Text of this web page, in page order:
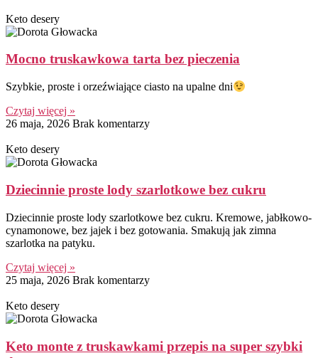
Keto desery
Mocno truskawkowa tarta bez pieczenia
Szybkie, proste i orzeźwiające ciasto na upalne dni
Czytaj więcej »
26 maja, 2026 Brak komentarzy
Keto desery
Dziecinnie proste lody szarlotkowe bez cukru
Dziecinnie proste lody szarlotkowe bez cukru. Kremowe, jabłkowo-
cynamonowe, bez jajek i bez gotowania. Smakują jak zimna
szarlotka na patyku.
Czytaj więcej »
25 maja, 2026 Brak komentarzy
Keto desery
Keto monte z truskawkami przepis na super szybki